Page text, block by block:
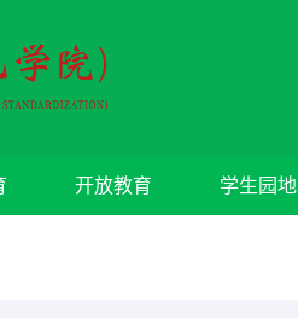
开放教育 学生园地